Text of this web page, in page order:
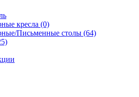
кресла (0)
Письменные столы (64)